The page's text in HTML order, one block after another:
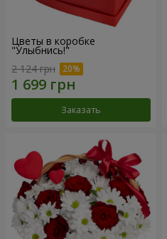
Цветы в коробке
"Улыбнись!"
2 124 грн
Заказать